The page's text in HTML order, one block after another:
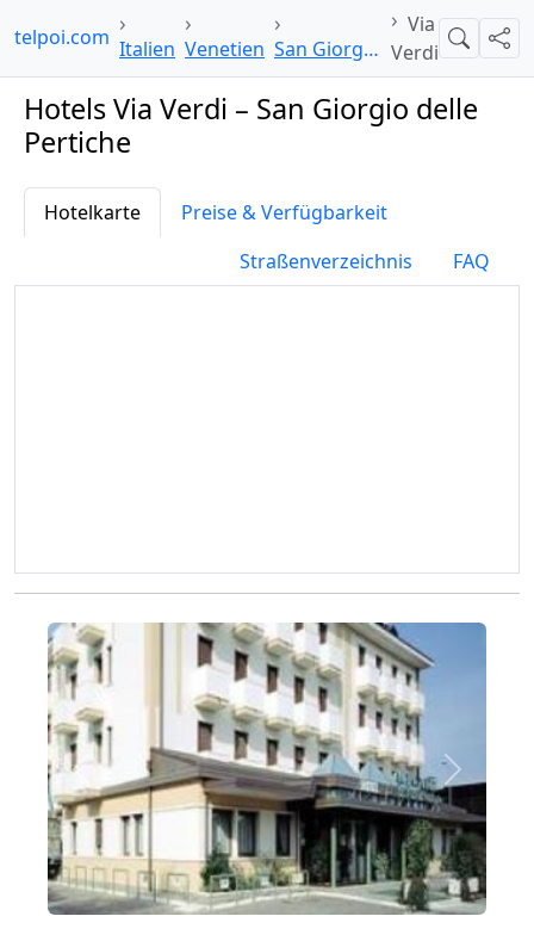
Italien Venetien San Giorgio delle Pertiche
Via
Verdi
Suche
Hotels Via Verdi – San Giorgio delle
Pertiche
Hotelkarte
Preise & Verfügbarkeit
Straßenverzeichnis
FAQ
Zurück Weiter